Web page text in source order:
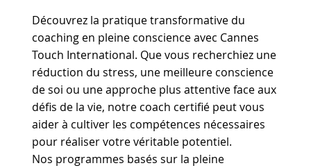
Découvrez la pratique transformative du
coaching en pleine conscience avec Cannes
Touch International. Que vous recherchiez une
réduction du stress, une meilleure conscience
de soi ou une approche plus attentive face aux
défis de la vie, notre coach certifié peut vous
aider à cultiver les compétences nécessaires
pour réaliser votre véritable potentiel.
Nos programmes basés sur la pleine